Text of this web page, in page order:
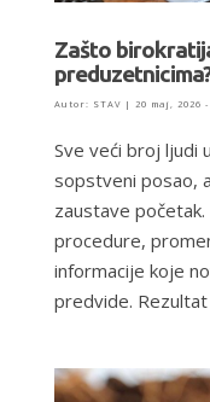
Zašto
Autor: STAV| 20 maj, 2026 -
Sve veći broj ljudi
sopstveni posao,
zaustave
procedure,
informacije koje
predvide. Rezultat